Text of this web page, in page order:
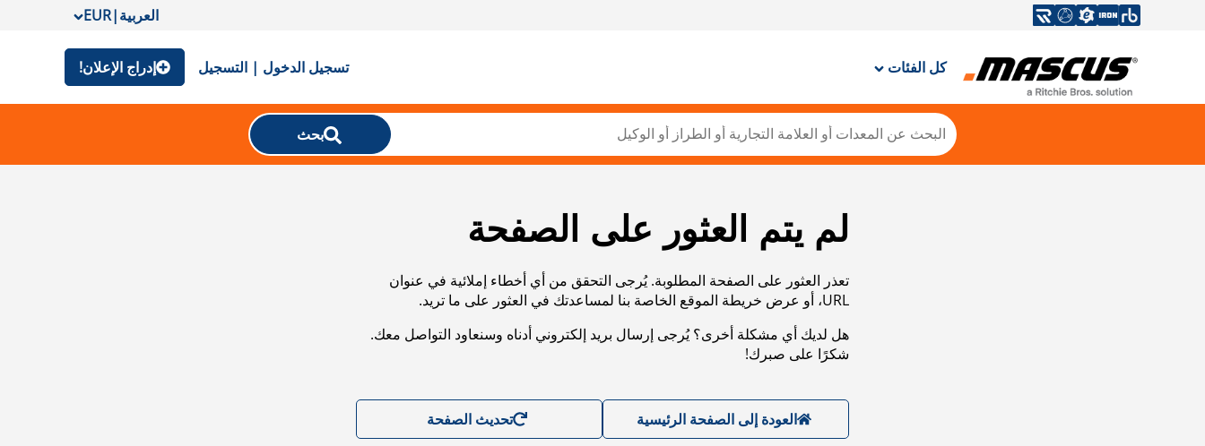
العربية|
EUR
كل الفئات تسجيل الدخول | التسجيل إدراج الإعلان!
بحث
لم يتم العثور على الصفحة
تعذر العثور على الصفحة المطلوبة. يُرجى التحقق من أي أخطاء إملائية في عنوان
URL، أو عرض خريطة الموقع الخاصة بنا لمساعدتك في العثور على ما تريد.
هل لديك أي مشكلة أخرى؟ يُرجى إرسال بريد إلكتروني أدناه وسنعاود التواصل معك.
شكرًا على صبرك!
العودة إلى الصفحة الرئيسية تحديث الصفحة